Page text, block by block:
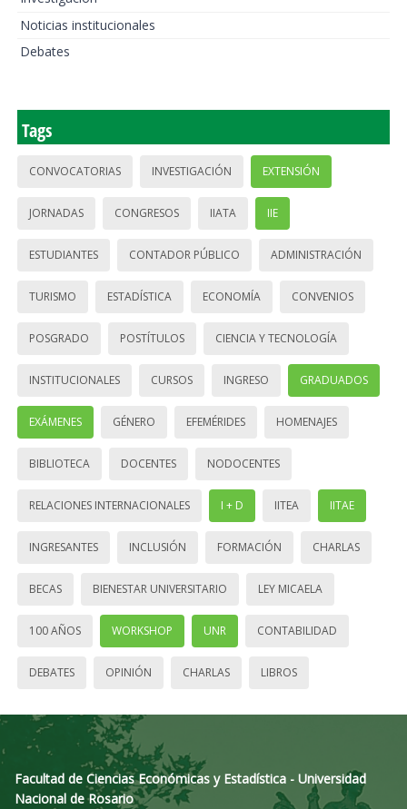
Noticias institucionales
Debates
Tags
CONVOCATORIAS INVESTIGACIÓN EXTENSIÓN
JORNADAS CONGRESOS IIATA IIE
ESTUDIANTES CONTADOR PÚBLICO ADMINISTRACIÓN
TURISMO ESTADÍSTICA ECONOMÍA CONVENIOS
POSGRADO POSTÍTULOS CIENCIA Y TECNOLOGÍA
INSTITUCIONALES CURSOS INGRESO GRADUADOS
EXÁMENES GÉNERO EFEMÉRIDES HOMENAJES
BIBLIOTECA DOCENTES NODOCENTES
RELACIONES INTERNACIONALES I + D IITEA IITAE
INGRESANTES INCLUSIÓN FORMACIÓN CHARLAS
BECAS BIENESTAR UNIVERSITARIO LEY MICAELA
100 AÑOS WORKSHOP UNR CONTABILIDAD
DEBATES OPINIÓN CHARLAS LIBROS
Facultad de Ciencias Económicas y Estadística - Universidad
Nacional de Rosario